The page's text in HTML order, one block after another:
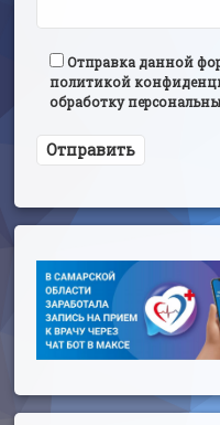
Отправка данной
политикой
обработку